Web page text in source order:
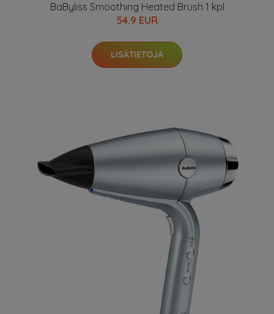
BaByliss Smoothing Heated Brush 1 kpl
54.9 EUR
LISÄTIETOJA